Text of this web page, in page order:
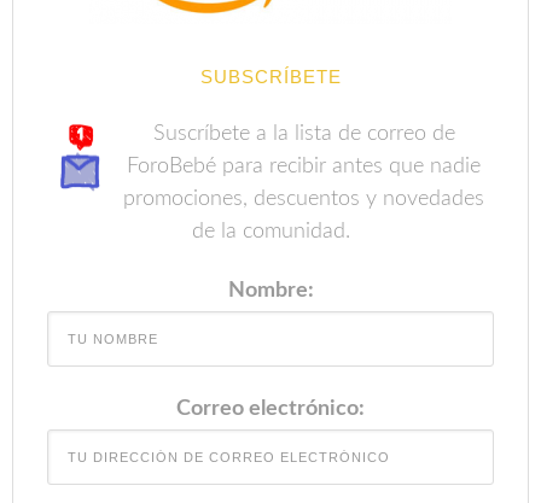
SUBSCRÍBETE
Suscríbete a la lista de correo de
ForoBebé para recibir antes que nadie
promociones, descuentos y novedades
de la comunidad.
Nombre:
Correo electrónico: